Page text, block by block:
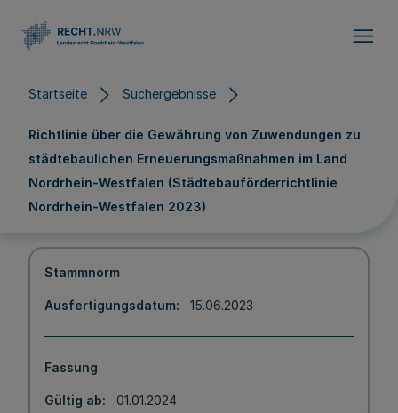
Startseite Suchergebnisse
Richtlinie über die Gewährung von Zuwendungen zu
städtebaulichen Erneuerungsmaßnahmen im Land
Nordrhein-Westfalen (Städtebauförderrichtlinie
Nordrhein-Westfalen 2023)
Stammnorm
Ausfertigungsdatum 15.06.2023
Fassung
Gültig ab 01.01.2024